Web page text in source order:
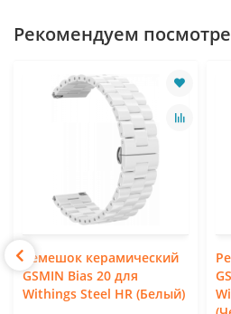
Рекомендуем
Ремешок керамический
GSMIN Bias 20 для
Withings Steel HR (Белый)